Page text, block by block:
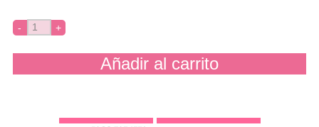
Añadir al carrito